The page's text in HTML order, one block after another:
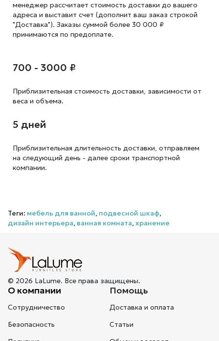
менеджер рассчитает стоимость доставки до вашего
адреса и выставит счет (дополнит ваш заказ строкой
"Доставка"). Заказы суммой более 30 000 ₽
принимаются по предоплате.
700 - 3000 ₽
Приблизительная стоимость доставки, зависимости от
веса и объема.
5 дней
Приблизительная длительность доставки, отправляем
на следующий день - далее сроки транспортной
компании.
Теги: мебель для ванной, подвесной шкаф,
дизайн интерьера, ванная комната, хранение
© 2026 LaLume. Все права защищены.
О компании
Сотрудничество
Безопасность
Помощь
Доставка и оплата
Статьи